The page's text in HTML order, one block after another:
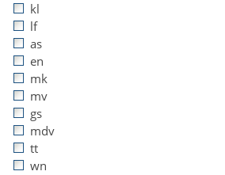
kl
lf
as
en
mk
mv
gs
mdv
tt
wn